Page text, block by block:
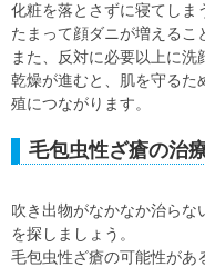
化粧を落とさずに寝てしま
たまって顔ダニが増えるこ
また、反対に必要以上に
乾燥が進むと、肌を守るた
殖につながります。
毛包虫性ざ瘡の治
吹き出物がなかなか治らな
を探しましょう。
毛包虫性ざ瘡の可能性があ